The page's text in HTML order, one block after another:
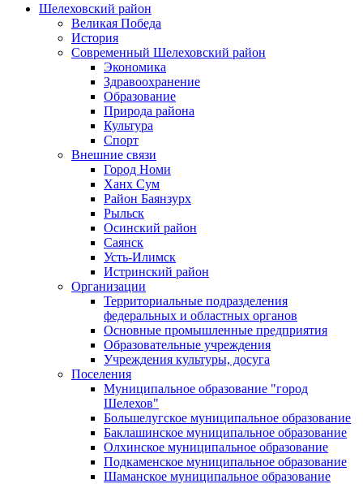
Шелеховский район
Великая Победа
История
Современный Шелеховский район
Экономика
Здравоохранение
Образование
Природа района
Культура
Спорт
Внешние связи
Город Номи
Ханх Сум
Район Баянзурх
Рыльск
Осинский район
Саянск
Усть-Илимск
Истринский район
Организации
Территориальные подразделения
федеральных и областных органов
Основные промышленные предприятия
Образовательные учреждения
Учреждения культуры, досуга
Поселения
Муниципальное образование "город
Шелехов"
Большелугское муниципальное образование
Баклашинское муниципальное образование
Олхинское муниципальное образование
Подкаменское муниципальное образование
Шаманское муниципальное образование